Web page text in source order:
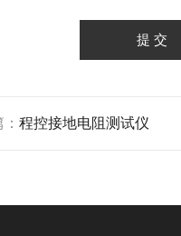
程控接地电阻测试仪